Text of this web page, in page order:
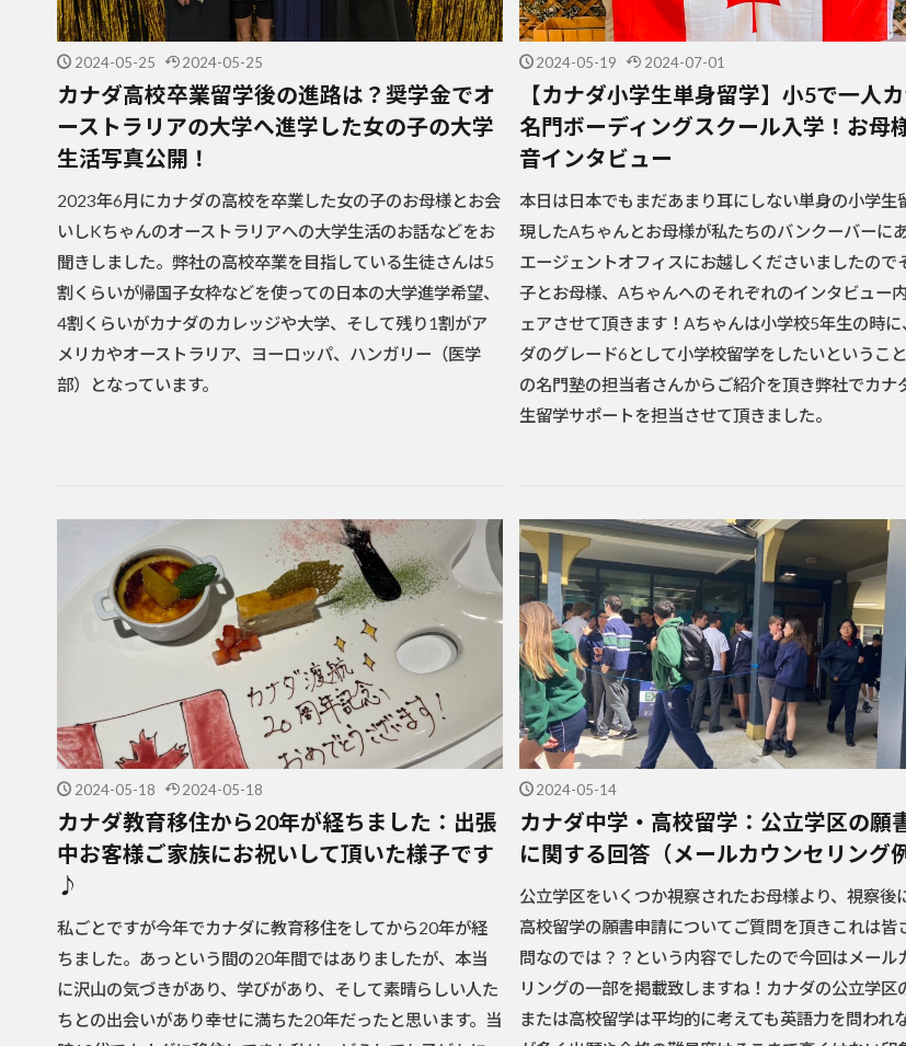
2024-05-25 2024-05-25
カナダ高校卒業留学後の進路は？奨学金でオ
ーストラリアの大学へ進学した女の子の大学
生活写真公開！
2023年6月にカナダの高校を卒業した女の子のお母様とお会
いしKちゃんのオーストラリアへの大学生活のお話などをお
聞きしました。弊社の高校卒業を目指している生徒さんは5
割くらいが帰国子女枠などを使っての日本の大学進学希望、
4割くらいがカナダのカレッジや大学、そして残り1割がア
メリカやオーストラリア、ヨーロッパ、ハンガリー（医学
部）となっています。
2024-05-19 2024-07-01
【カナダ小学生単身留学】小5で一人
名門ボーディングスクール入学！お母
音インタビュー
本日は日本でもまだあまり耳にしない単身の小学生
現したAちゃんとお母様が私たちのバンクーバーに
エージェントオフィスにお越しくださいましたので
子とお母様、Aちゃんへのそれぞれのインタビュー
ェアさせて頂きます！Aちゃんは小学校5年生の時に
ダのグレード6として小学校留学をしたいというこ
の名門塾の担当者さんからご紹介を頂き弊社でカナ
生留学サポートを担当させて頂きました。
2024-05-18 2024-05-18
カナダ教育移住から20年が経ちました：出張
中お客様ご家族にお祝いして頂いた様子です
♪
私ごとですが今年でカナダに教育移住をしてから20年が経
ちました。あっという間の20年間ではありましたが、本当
に沢山の気づきがあり、学びがあり、そして素晴らしい人た
ちとの出会いがあり幸せに満ちた20年だったと思います。当
2024-05-14
カナダ中学・高校留学：公立学区の願
に関する回答（メールカウンセリング例
公立学区をいくつか視察されたお母様より、視察後
高校留学の願書申請についてご質問を頂きこれは皆
問なのでは？？という内容でしたので今回はメール
リングの一部を掲載致しますね！カナダの公立学区
または高校留学は平均的に考えても英語力を問われ